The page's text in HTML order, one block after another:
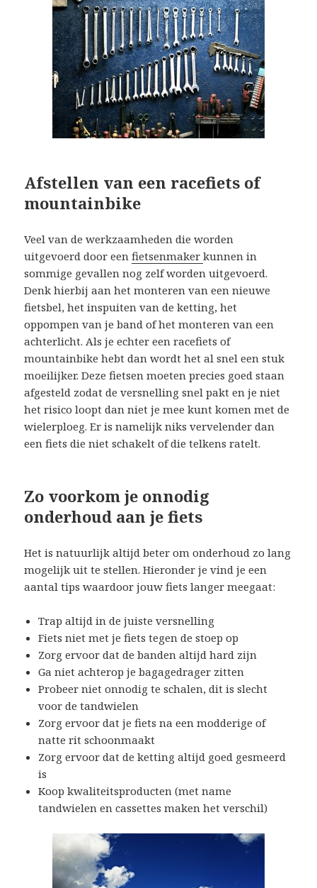
Afstellen van een racefiets of
mountainbike
Veel van de werkzaamheden die worden
uitgevoerd door eenfietsenmakerkunnen in
sommige gevallen nog zelf worden uitgevoerd.
Denk hierbij aan het monteren van een nieuwe
fietsbel, het inspuiten van de ketting, het
oppompen van je band of het monteren van een
achterlicht. Als je echter een racefiets of
mountainbike hebt dan wordt het al snel een stuk
moeilijker. Deze fietsen moeten precies goed staan
afgesteld zodat de versnelling snel pakt en je niet
het risico loopt dan niet je mee kunt komen met de
wielerploeg. Er is namelijk niks vervelender dan
een fiets die niet schakelt of die telkens ratelt.
Zo voorkom je onnodig
onderhoud aan je fiets
Het is natuurlijk altijd beter om onderhoud zo lang
mogelijk uit te stellen. Hieronder je vind je een
aantal tips waardoor jouw fiets langer meegaat:
Trap altijd in de juiste versnelling
Fiets niet met je fiets tegen de stoep op
Zorg ervoor dat de banden altijd hard zijn
Ga niet achterop je bagagedrager zitten
Probeer niet onnodig te schalen, dit is slecht
voor de tandwielen
Zorg ervoor dat je fiets na een modderige of
natte rit schoonmaakt
Zorg ervoor dat de ketting altijd goed gesmeerd
is
Koop kwaliteitsproducten (met name
tandwielen en cassettes maken het verschil)